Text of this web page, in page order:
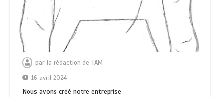
par la rédaction de TAM
16 avril 2024
Nous avons créé notre entreprise